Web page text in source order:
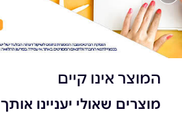
המוצר אינו קיים
מוצרים שאולי יעניינו אותך